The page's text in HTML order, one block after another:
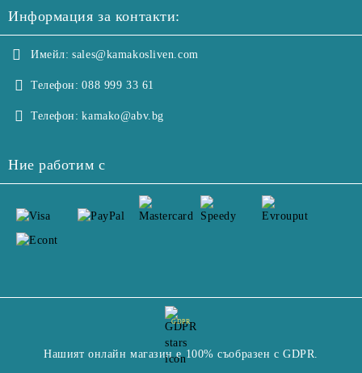
Информация за контакти:
Имейл: sales@kamakosliven.com
Телефон: 088 999 33 61
Телефон: kamako@abv.bg
Ние работим с
GDPR
Нашият онлайн магазин е 100% съобразен с GDPR.